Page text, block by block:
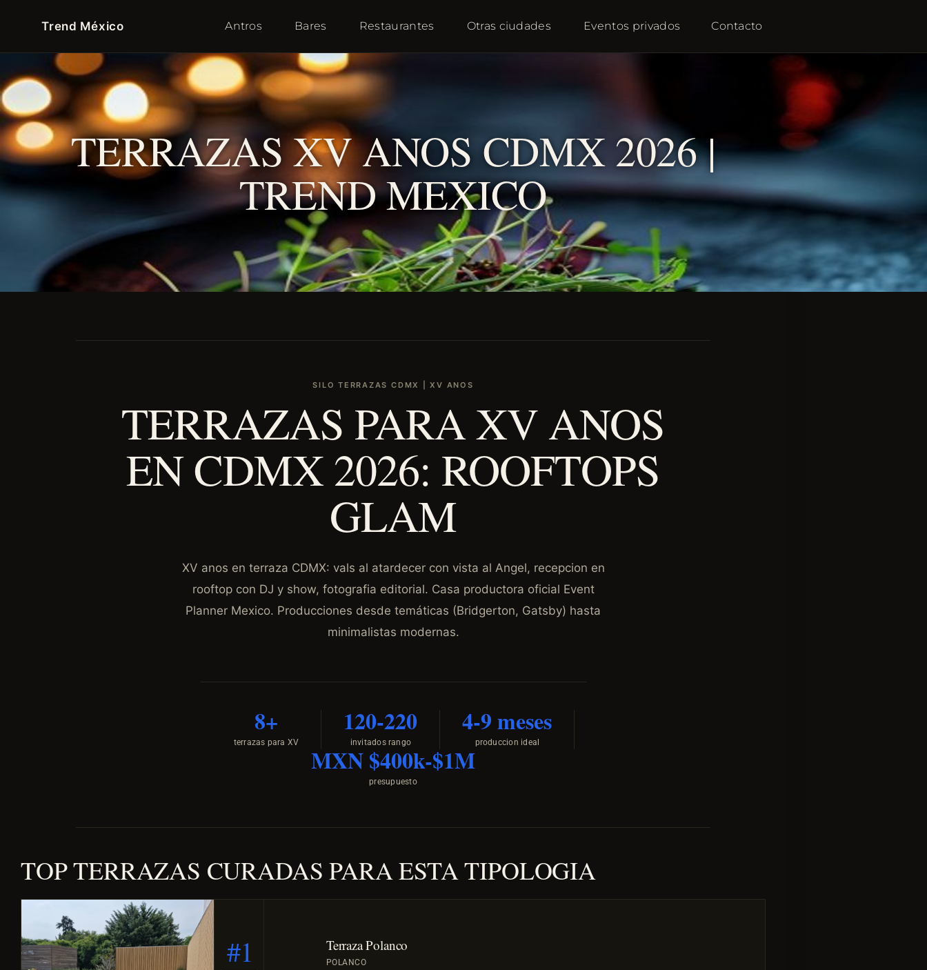
Trend México Antros Bares Restaurantes Otras ciudades Eventos privados Contacto
TERRAZAS XV ANOS CDMX 2026 |
TREND MEXICO
SILO TERRAZAS CDMX | XV ANOS
TERRAZAS PARA XV ANOS
EN CDMX 2026: ROOFTOPS
GLAM
XV anos en terraza CDMX: vals al atardecer con vista al Angel, recepcion en
rooftop con DJ y show, fotografia editorial. Casa productora oficial Event
Planner Mexico. Producciones desde temáticas (Bridgerton, Gatsby) hasta
minimalistas modernas.
8+
terrazas para XV
120-220
invitados rango
4-9 meses
produccion ideal
MXN $400k-$1M
presupuesto
TOP TERRAZAS CURADAS PARA ESTA TIPOLOGIA
#1 Terraza Polanco
POLANCO